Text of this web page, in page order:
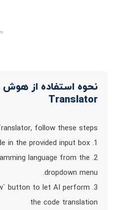
Translator
follow these steps:
1. Enter your source code in the provided input box.
language from the
dropdown menu.
button to let AI perform
the code translation